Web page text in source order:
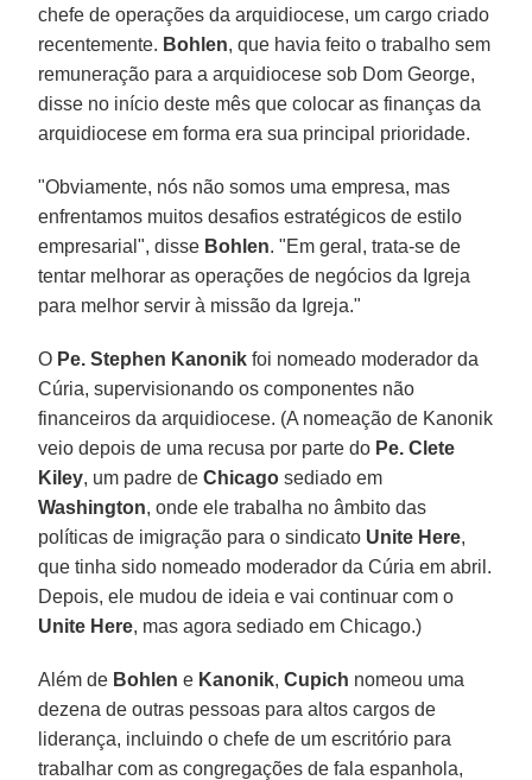
chefe de operações da arquidiocese, um cargo criado
recentemente. Bohlen, que havia feito o trabalho sem
remuneração para a arquidiocese sob Dom George,
disse no início deste mês que colocar as finanças da
arquidiocese em forma era sua principal prioridade.
"Obviamente, nós não somos uma empresa, mas
enfrentamos muitos desafios estratégicos de estilo
empresarial", disse Bohlen. "Em geral, trata-se de
tentar melhorar as operações de negócios da Igreja
para melhor servir à missão da Igreja."
O Pe. Stephen Kanonik foi nomeado moderador da
Cúria, supervisionando os componentes não
financeiros da arquidiocese. (A nomeação de Kanonik
veio depois de uma recusa por parte do Pe. Clete
Kiley, um padre deChicago sediado em
Washington, onde ele trabalha no âmbito das
políticas de imigração para o sindicato Unite Here,
que tinha sido nomeado moderador da Cúria em abril.
Depois, ele mudou de ideia e vai continuar com o
Unite Here, mas agora sediado em Chicago.)
Além de Bohlen e Kanonik,Cupich nomeou uma
dezena de outras pessoas para altos cargos de
liderança, incluindo o chefe de um escritório para
trabalhar com as congregações de fala espanhola,